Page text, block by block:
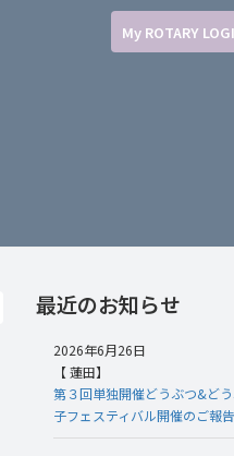
My ROTARY
最近のお知らせ
2026年6月26日
【 蓮田】
第３回単独開催どうぶつ&ど
子フェスティバル開催のご報告